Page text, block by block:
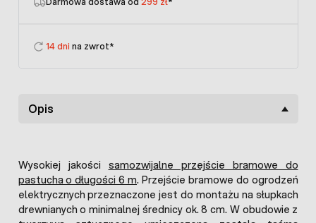
14 dni na zwrot*
Opis
Wysokiej jakości samozwijalne przejście bramowe do
pastucha o długości 6 m. Przejście bramowe do ogrodzeń
elektrycznych przeznaczone jest do montażu na słupkach
drewnianych o minimalnej średnicy ok. 8 cm. W obudowie z